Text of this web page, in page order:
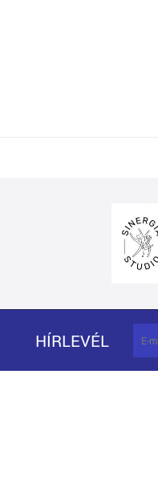
HÍRLEVÉL